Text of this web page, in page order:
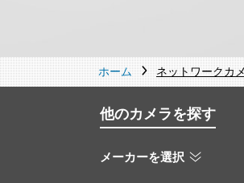
ホーム ネットワークカ
他のカメラを探す
メーカーを選択